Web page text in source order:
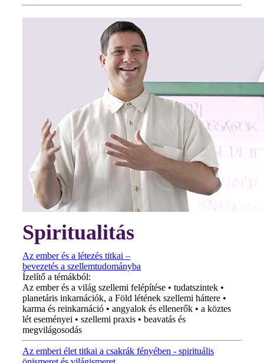
Spiritualitás
Az ember és a létezés titkai –
bevezetés a szellemtudományba
Ízelítő a témákból:
Az ember és a világ szellemi felépítése • tudatszintek •
planetáris inkarnációk, a Föld létének szellemi háttere •
karma és reinkarnáció • angyalok és ellenerők • a köztes
lét eseményei • szellemi praxis • beavatás és
megvilágosodás
Az emberi élet titkai a csakrák fényében - spirituális